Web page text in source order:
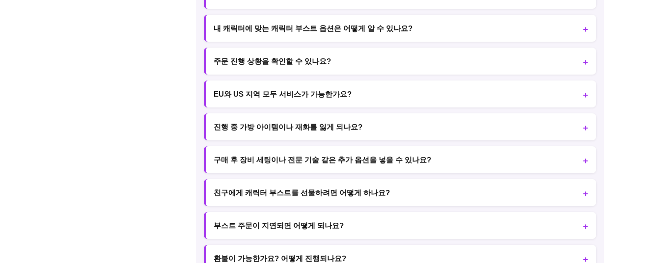
내 캐릭터에 맞는 캐릭터 부스트 옵션은 어떻게 알 수 있나요?
주문 진행 상황을 확인할 수 있나요?
EU와 US 지역 모두 서비스가 가능한가요?
진행 중 가방 아이템이나 재화를 잃게 되나요?
구매 후 장비 세팅이나 전문 기술 같은 추가 옵션을 넣을 수 있나요?
친구에게 캐릭터 부스트를 선물하려면 어떻게 하나요?
부스트 주문이 지연되면 어떻게 되나요?
환불이 가능한가요? 어떻게 진행되나요?